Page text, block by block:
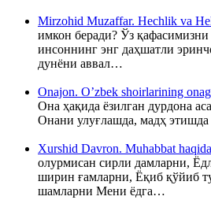
Mirzohid Muzaffar. Hechlik va
имкон беради? Ўз
инсоннинг энг даҳшатли
дунёни аввал…
Onajon. O’zbek shoirlarining
Она ҳақида ёзилган дурдона
Онани улуғлашда, мадҳ
Xurshid Davron. Muhabbat
олурмисан сирли дамларни,
ширин ғамларни, Ёқиб қўйиб
шамларни Мени ёдга…